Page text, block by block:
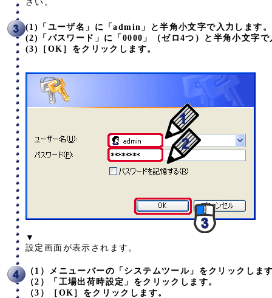
さい。
(1)「ユーザ名」に「admin」と半角小文字で入力します。
(2)「パスワード」に「0000」（ゼロ4つ）と半角小文字
(3)［OK］をクリックします。
▼
設定画面が表示されます。
（1）メニューバーの「システムツール」をクリックしま
（2）「工場出荷時設定」をクリックします。
（3）［OK］をクリックします。